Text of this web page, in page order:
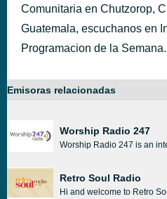
Comunitaria en Chutzorop,
Guatemala, escuchanos en
Programacion de la Semana.
Emisoras relacionadas
Worship Radio 247
Worship Radio 247 is an
Retro Soul Radio
Hi and welcome to Retro